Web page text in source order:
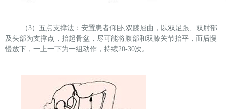
（3）五点支撑法：安置患者仰卧,双膝屈曲，以双足跟、双肘部
及头部为支撑点，抬起骨盆，尽可能将腹部和双膝关节抬平，而后慢
慢放下，一上一下为一组动作，持续20-30次。